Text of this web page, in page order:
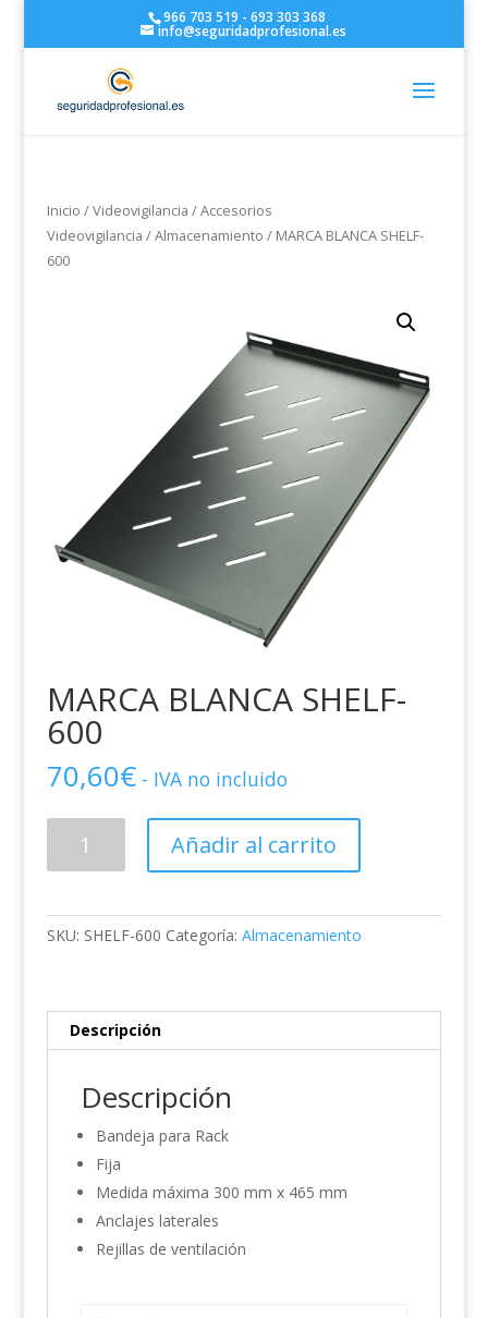
966 703 519 - 693 303 368
info@seguridadprofesional.es
Inicio /Videovigilancia /Accesorios
Videovigilancia /Almacenamiento / MARCA BLANCA SHELF-
600
MARCA BLANCA SHELF-
600
70,60€ - IVA no incluido
BLANCA
cantidad
Añadir al carrito
SKU: SHELF-600 Categoría: Almacenamiento
Descripción
Descripción
Bandeja para Rack
Fija
Medida máxima 300 mm x 465 mm
Anclajes laterales
Rejillas de ventilación